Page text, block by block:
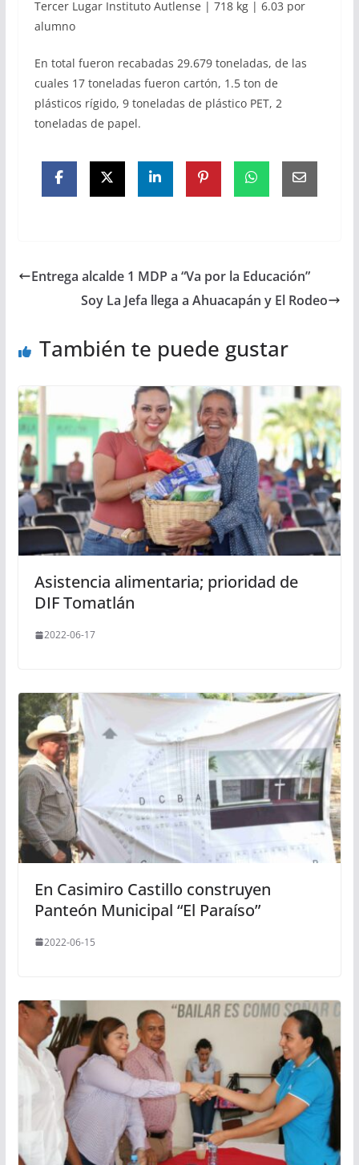
Tercer Lugar Instituto Autlense | 718 kg | 6.03 por
alumno
En total fueron recabadas 29.679 toneladas, de las
cuales 17 toneladas fueron cartón, 1.5 ton de
plásticos rígido, 9 toneladas de plástico PET, 2
toneladas de papel.
Entrega alcalde 1 MDP a “Va por la Educación”
Soy La Jefa llega a Ahuacapán y El Rodeo
También te puede gustar
Asistencia alimentaria; prioridad de
DIF Tomatlán
2022-06-17
En Casimiro Castillo construyen
Panteón Municipal “El Paraíso”
2022-06-15